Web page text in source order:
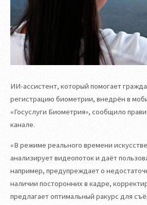
ИИ-ассистент, который помогает
регистрацию биометрии, внедрён в
«Госуслуги Биометрия», сообщило
канале.
«В режиме реального времени
анализирует видеопоток и даёт
например, предупреждает о
наличии посторонних в кадре,
предлагает оптимальный ракурс для